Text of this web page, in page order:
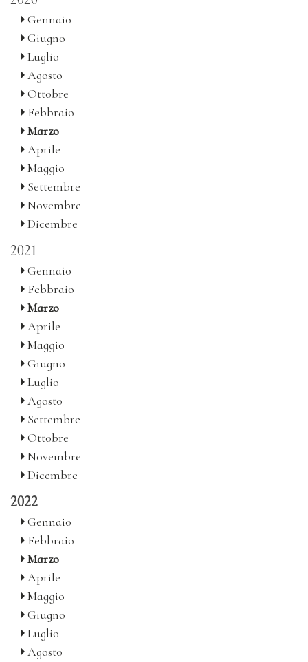
Gennaio
Giugno
Luglio
Agosto
Ottobre
Febbraio
Marzo
Aprile
Maggio
Settembre
Novembre
Dicembre
2021
Gennaio
Febbraio
Marzo
Aprile
Maggio
Giugno
Luglio
Agosto
Settembre
Ottobre
Novembre
Dicembre
2022
Gennaio
Febbraio
Marzo
Aprile
Maggio
Giugno
Luglio
Agosto